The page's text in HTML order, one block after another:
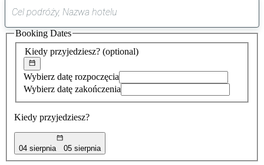
sugestia
została
znaleziona
Kiedy przyjedziesz? (optional)
Wybierz datę rozpoczęcia
Wybierz datę zakończenia
Kiedy przyjedziesz?
04 sierpnia 05 sierpnia
Booking Dates